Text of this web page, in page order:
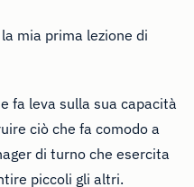
mia prima lezione di
fa leva sulla sua capacità
ciò che fa comodo a
di turno che esercita
piccoli gli altri.